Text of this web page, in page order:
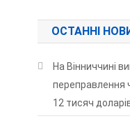
ОСТАННІ
На Вінниччині
переправлення
12 тисяч